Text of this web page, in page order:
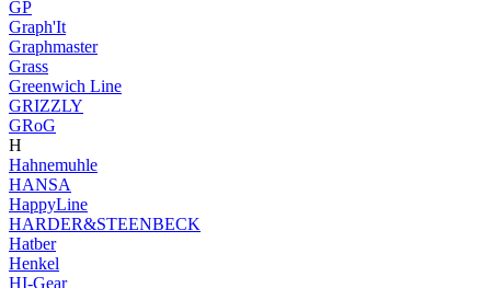
GP
Graph'It
Graphmaster
Grass
Greenwich Line
GRIZZLY
GRoG
H
Hahnemuhle
HANSA
HappyLine
HARDER&STEENBECK
Hatber
Henkel
HI-Gear